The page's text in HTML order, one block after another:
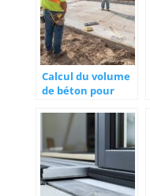
Angers ?
Calcul du volume
de béton pour
de durcissement
et conseils
d’experts